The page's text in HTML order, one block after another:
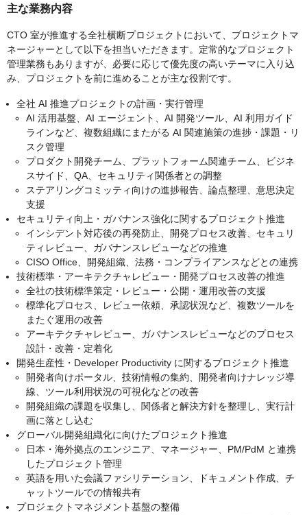
主な業務内容
CTO 室が推進する全社横断プロジェクトにおいて、プロジェクトマ
ネージャーとして以下を担当いただきます。定常的なプロジェクト
管理業務もありますが、必要に応じて優先度の高いテーマに入り込
み、プロジェクトを前に進めることが主な役割です。
全社 AI 推進プロジェクトの計画・実行管理
AI 活用基盤、AI エージェント、AI 開発ツール、AI 利用ガイド
ラインなど、複数組織にまたがる AI 関連施策の進捗・課題・リ
スク管理
プロダクト開発チーム、プラットフォーム関連チーム、ビジネ
スサイド、QA、セキュリティ関係者との調整
ステアリングコミッティ向けの進捗報告、論点整理、意思決定
支援
セキュリティ向上・ガバナンス強化に関するプロジェクト推進
インシデント対応後の再発防止、開発プロセス改善、セキュリ
ティレビュー、ガバナンスレビューなどの推進
CISO Office、開発組織、法務・コンプライアンスなどとの連携
技術標準・アーキテクチャレビュー・開発プロセス改善の推進
全社の技術標準策定・レビュー・公開・運用改善の支援
標準化プロセス、レビュー依頼、承認状況など、複数ツールを
またぐ運用の改善
アーキテクチャレビュー、ガバナンスレビューなどのプロセス
設計・改善・定着化
開発生産性・Developer Productivity に関するプロジェクト推進
開発者向けポータル、技術情報の集約、開発者向けナレッジ導
線、ツール利用状況の可視化などの改善
開発組織の課題を収集し、関係者と解決方針を整理し、実行計
画に落とし込む
グローバル開発組織化に向けたプロジェクト推進
日本・海外拠点のエンジニア、マネージャー、PM/PdM と連携
したプロジェクト管理
英語を用いた会議ファシリテーション、ドキュメント作成、チ
ャットツールでの情報共有
プロジェクトマネジメント基盤の整備